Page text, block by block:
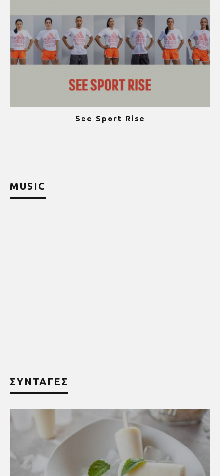
See Sport Rise
MUSIC
ΣΥΝΤΑΓΕΣ